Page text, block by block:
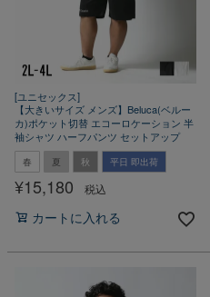
[ユニセックス]
【大きいサイズ メンズ】Beluca(ベルー
カ)ポケット切替 エコーロケーション 半
袖シャツ ハーフパンツ セットアップ
春 夏 秋 平日 即出荷
¥15,180 税込
カートに入れる